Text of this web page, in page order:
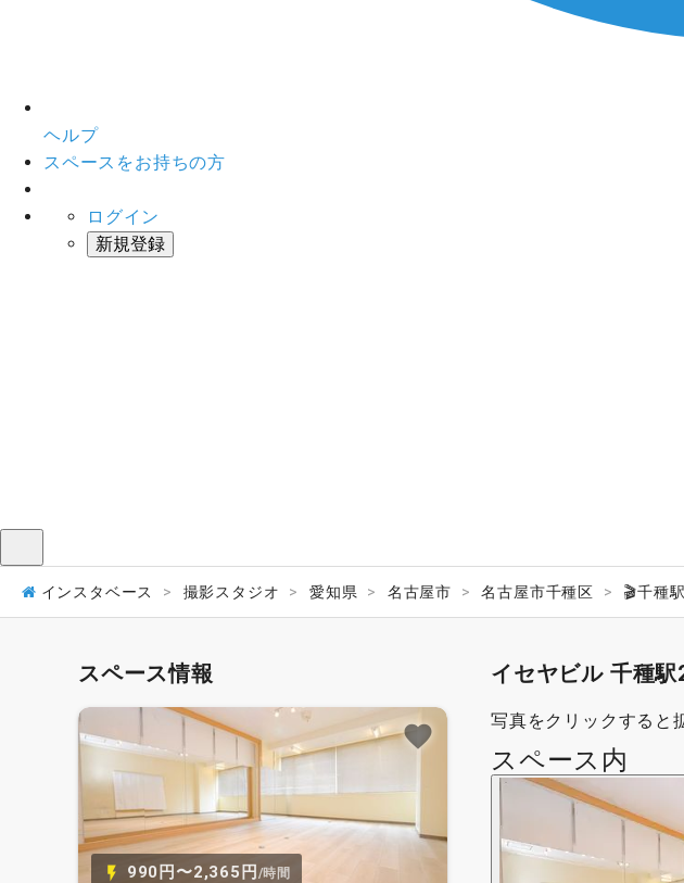
ヘルプ
スペースをお持ちの方
ログイン
新規登録
インスタベース 撮影スタジオ 愛知県 名古屋市 名古屋市千種区 🎬千種駅
スペース情報
990円〜2,365円 /時間
イセヤビル 千種
写真をクリックすると
スペース内